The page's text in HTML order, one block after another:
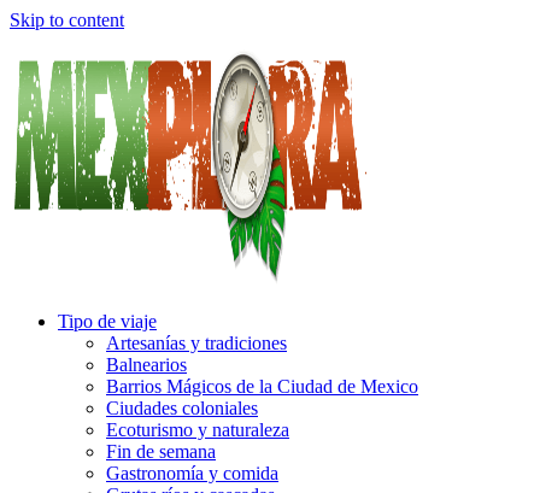
Skip to content
Tipo de viaje
Artesanías y tradiciones
Balnearios
Barrios Mágicos de la Ciudad de Mexico
Ciudades coloniales
Ecoturismo y naturaleza
Fin de semana
Gastronomía y comida